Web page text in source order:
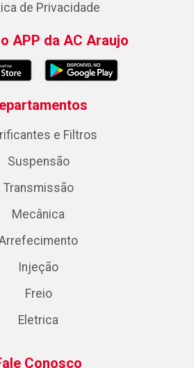
de Privacidade
APP da AC Araujo
e Filtros
Suspensão
Transmissão
Mecânica
Injeção
Freio
Eletrica
Conosco